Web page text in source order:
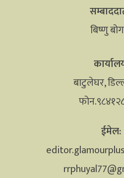
बिष्णु
बाटुलेघर,
ईमेल: